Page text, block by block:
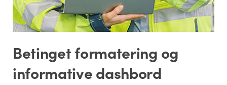
Betinget formatering og
informative dashbord